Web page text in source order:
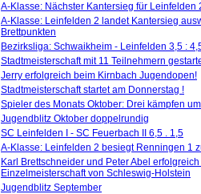
A-Klasse: Nächster Kantersieg für Leinfelden
A-Klasse: Leinfelden 2 landet Kantersieg
Brettpunkten
Bezirksliga: Schwaikheim - Leinfelden 3,5 :
Stadtmeisterschaft mit 11 Teilnehmern
Jerry erfolgreich beim Kirnbach Jugendopen!
Stadtmeisterschaft startet am Donnerstag !
Spieler des Monats Oktober: Drei kämpfen
Jugendblitz Oktober doppelrundig
SC Leinfelden I - SC Feuerbach II 6,5 . 1,5
A-Klasse: Leinfelden 2 besiegt Renningen 1
Karl Brettschneider und Peter Abel
Einzelmeisterschaft von Schleswig-Holstein
Jugendblitz September